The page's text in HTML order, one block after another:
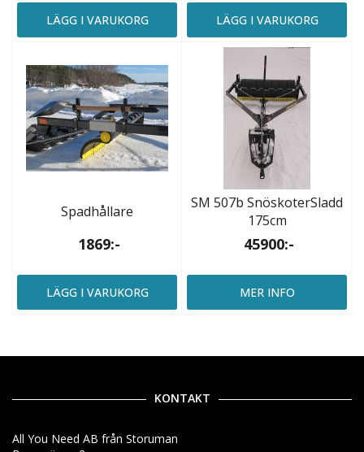
LÄGG I VARUKORG LÄGG I VARUKORG
Spadhållare
1869:-
LÄGG I VARUKORG
SM 507b SnöskoterSladd
175cm
45900:-
MER INFO
KONTAKT
All You Need AB från Storuman